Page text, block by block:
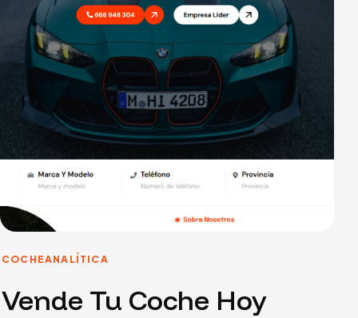
COCHEANALÍTICA
Vende Tu Coche Hoy